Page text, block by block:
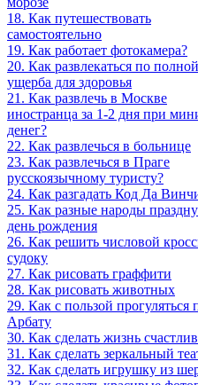
18. Как путешествовать
самостоятельно
19. Как работает фотокамера?
20. Как развлекаться по
ущерба для здоровья
21. Как развлечь в Москве
иностранца за 1-2 дня при
денег?
22. Как развлечься в больнице
23. Как развлечься в Праге
русскоязычному туристу?
24. Как разгадать Код Да
25. Как разные народы
день рождения
26. Как решить числовой
судоку
27. Как рисовать граффити
28. Как рисовать животных
29. Как с пользой прогуляться
Арбату
30. Как сделать жизнь
31. Как сделать зеркальный
32. Как сделать игрушку из